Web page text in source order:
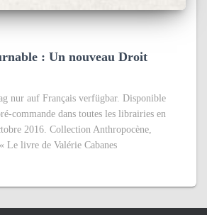
: Un nouveau Droit
nur auf Français verfügbar. Disponible
commande dans toutes les librairies en
2016. Collection Anthropocène,
livre de Valérie Cabanes